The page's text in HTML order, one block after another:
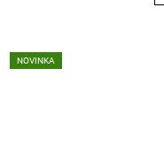
NOVINKA